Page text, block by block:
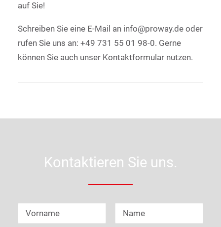
auf Sie!
Schreiben Sie eine E-Mail an info@proway.de oder
rufen Sie uns an: +49 731 55 01 98-0. Gerne
können Sie auch unser Kontaktformular nutzen.
Kontaktieren Sie uns.